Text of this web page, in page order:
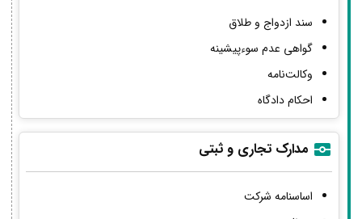
سند ازدواج و طلاق
گواهی عدم سوءپیشینه
وکالت‌نامه
احکام دادگاه
مدارک تجاری و ثبتی
اساسنامه شرکت